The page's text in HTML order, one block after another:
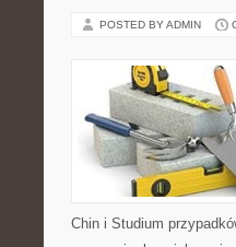
POSTED BY ADMIN
Chin i Studium